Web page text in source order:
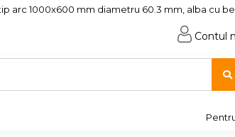
arc 1000x600 mm diametru 60.3 mm, alba cu
Contul